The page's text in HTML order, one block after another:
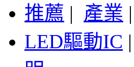
推薦 | 產業 |
LED驅動IC |